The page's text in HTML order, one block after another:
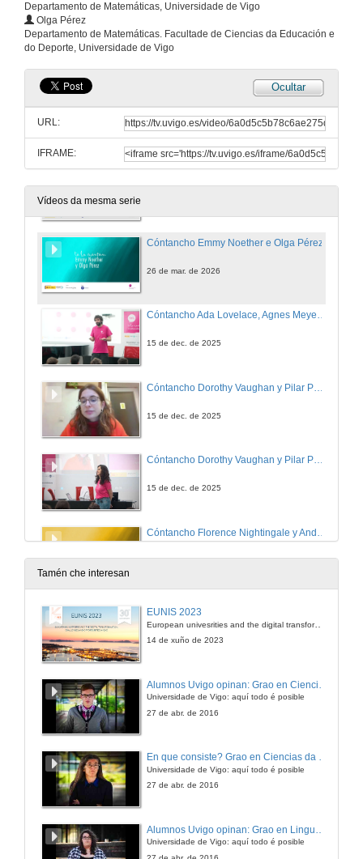
Departamento de Matemáticas, Universidade de Vigo
Olga Pérez
Departamento de Matemáticas. Facultade de Ciencias da Educación e
do Deporte, Universidade de Vigo
Ocultar
URL:
IFRAME:
Vídeos da mesma serie
1 de xuño de 2026
Cóntancho Florence Nightingale y Andrea Vilar.
Conferencia
25 de maio de 2026
Cóntancho Hipatia de Alexandría e Beatriz Álvarez
Cóntancho Emmy Noether e Olga Pérez
26 de mar. de 2026
Cóntancho Ada Lovelace, Agnes Meyer Driscoll e Xabier García.
15 de dec. de 2025
15 de dec. de 2025
Cóntancho Dorothy Vaughan y Pilar Páez. Quenda de preguntas
15 de dec. de 2025
23 de xuño de 2025
Tamén che interesan
EUNIS 2023
European univesrities and the digital transformation: challenges and opportunities ahead
14 de xuño de 2023
Universidade de Vigo: aquí todo é posible
27 de abr. de 2016
En que consiste? Grao en Ciencias da Linguaxe e Estudos Literarios
Universidade de Vigo: aquí todo é posible
27 de abr. de 2016
Universidade de Vigo: aquí todo é posible